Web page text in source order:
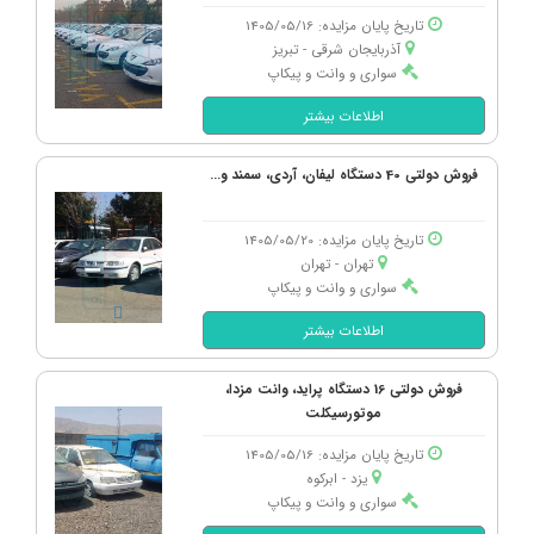
فروش دولتی: 4,380,000,000
نیسان، ترا اکسکلوسیو مدل 1404
قیمت بازار: 8,100,000,000
فروش دولتی: 4,860,000,000
قیمت بازار: 3,900,000,000
فروش دولتی: 2,340,000,000
تارا، اتوماتیک V4 TU5P ال ایکس مدل
1403
قیمت بازار: 2,385,000,000
فروش دولتی: 1,431,000,000
اطلس، دنده ای تیپ G مدل 1403
قیمت بازار: 1,150,000,000
فروش دولتی: 690,000,000
تاریخ پایان مزایده: 1405/05/16
آذربایجان شرقی - تبریز
سواری و وانت و پیکاپ
اطلاعات بیشتر
فروش دولتی 40 دستگاه لیفان، آردی، سمند و...
تاریخ پایان مزایده: 1405/05/20
تهران - تهران
سواری و وانت و پیکاپ
اطلاعات بیشتر
فروش دولتی 16 دستگاه پراید، وانت مزدا،
موتورسیکلت
تاریخ پایان مزایده: 1405/05/16
یزد - ابركوه
سواری و وانت و پیکاپ